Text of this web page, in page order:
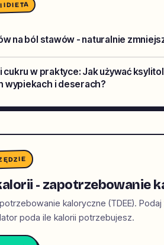
DIETA
na ból stawów - naturalnie
cukru w praktyce: Jak używać
wypiekach i deserach?
- zapotrzebowanie
kaloryczne (TDEE).
poda ile kalorii potrzebujesz.